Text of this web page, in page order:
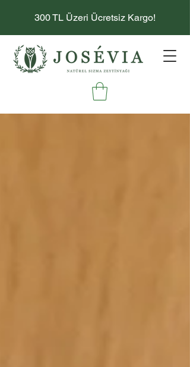
300 TL Üzeri Ücretsiz Kargo!